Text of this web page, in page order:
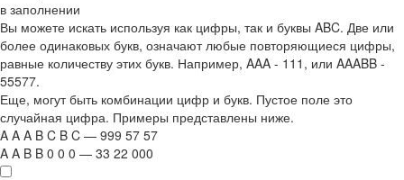
в заполнении
Вы можете искать используя как цифры, так и буквы ABC. Две или
более одинаковых букв, означают любые повторяющиеся цифры,
равные количеству этих букв. Например, AAA - 111 , или AAABB -
55577.
Еще, могут быть комбинации цифр и букв. Пустое поле это
случайная цифра. Примеры представлены ниже.
A A A B C B C — 999 57 57
A A B B 0 0 0 — 33 22 000